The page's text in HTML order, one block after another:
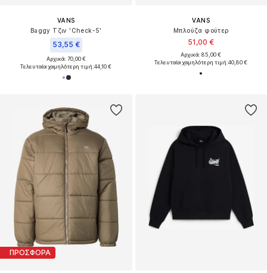
VANS
Baggy Τζιν 'Check-5'
53,55 €
Αρχικά: 70,00 €
Τελευταία χαμηλότερη τιμή:44,10 €
VANS
Μπλούζα φούτερ
51,00 €
Αρχικά: 85,00 €
Τελευταία χαμηλότερη τιμή:40,80 €
ΠΡΟΣΦΟΡΑ